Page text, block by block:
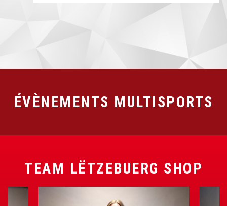
ÉVÈNEMENTS MULTISPORTS
TEAM LËTZEBUERG SHOP